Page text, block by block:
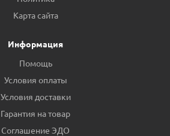
Карта сайта
Информация
Помощь
Условия оплаты
Условия доставки
Гарантия на товар
Соглашение ЭДО